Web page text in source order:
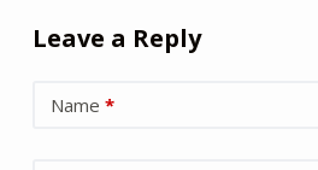
Leave a Reply
Name *